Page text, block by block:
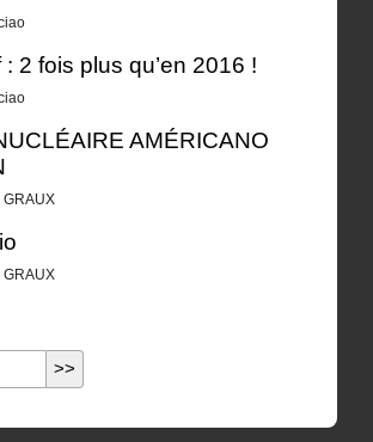
2 fois plus qu’en 2016 !
AMÉRICANO